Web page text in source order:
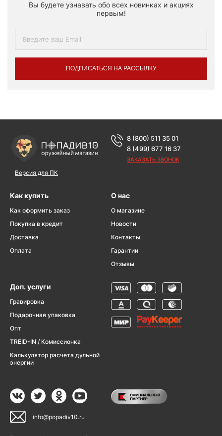
Вы будете узнавать обо всех новинках и акциях
первым!
ПОДПИСАТЬСЯ НА РАССЫЛКУ
Версия для ПК
8 (800) 511 35 01
8 (499) 677 16 37
ЗАКАЗАТЬ ЗВОНОК
Как купить
Как оформить заказ
Покупка в кредит
Доставка
Оплата
О нас
О магазине
Новости
Контакты
Гарантии
Отзывы
Доп. услуги
Гравировка
Подарочная упаковка
Опт
TREID-IN / Комиссионка
Калькулятор расчета дульной
энергии
info@popadiv10.ru